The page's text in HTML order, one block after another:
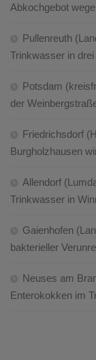
Abkochgebot
Pullenreuth
Trinkwasser in
Potsdam
der
Friedrichsdorf
Burgholzhausen
Allendorf
Trinkwasser in
Gaienhofen
bakterieller
Neuses am
Enterokokken im